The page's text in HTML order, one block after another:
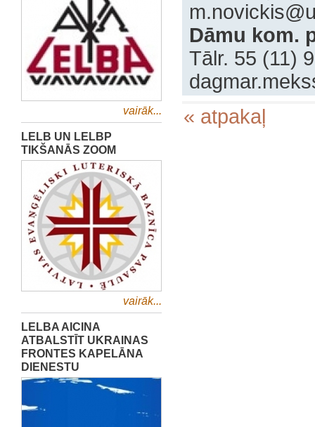
vairāk...
LELB UN LELBP
TIKŠANĀS ZOOM
vairāk...
LELBA AICINA
ATBALSTĪT UKRAINAS
FRONTES KAPELĀNA
DIENESTU
Dāmu kom.
‍Tālr. 55 (11)
« atpakaļ